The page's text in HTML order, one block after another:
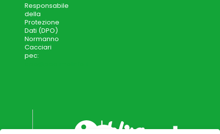
Responsabile
della
Protezione
Dati (DPO)
Normanno
Cacciari
pec: